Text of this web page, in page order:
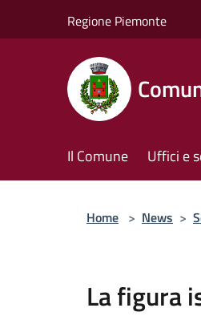
Regione Piemonte
Il Comune Uffici e
Home > News >
La figura